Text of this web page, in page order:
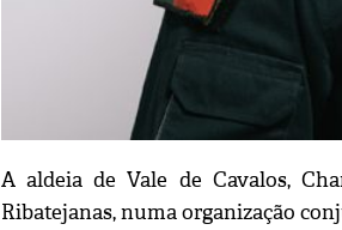
A aldeia de Vale de Cavalos,
Ribatejanas, numa organização